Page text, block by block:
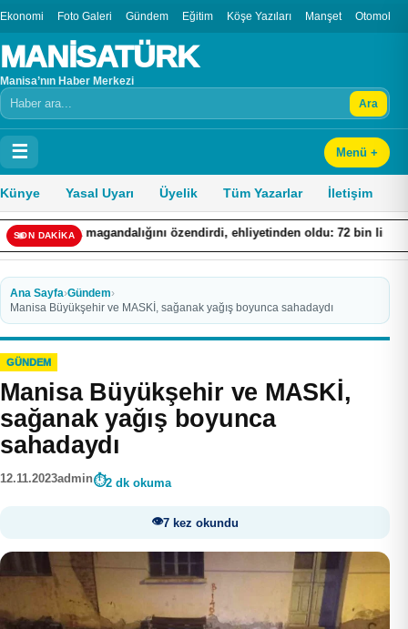
Ekonomi Foto Galeri Gündem Eğitim Köşe Yazıları Manşet Otomobil
MANİSATÜRK
Manisa’nın Haber Merkezi
Arama Ara
☰ Menü +
Künye Yasal Uyarı Üyelik Tüm Yazarlar İletişim
SON DAKİKA
magandalığını özendirdi, ehliyetinden oldu: 72 bin lira ceza
Ana Sayfa›Gündem›
Manisa Büyükşehir ve MASKİ, sağanak yağış boyunca sahadaydı
GÜNDEM
Manisa Büyükşehir ve MASKİ,
sağanak yağış boyunca
sahadaydı
12.11.2023admin 2 dk okuma
7 kez okundu